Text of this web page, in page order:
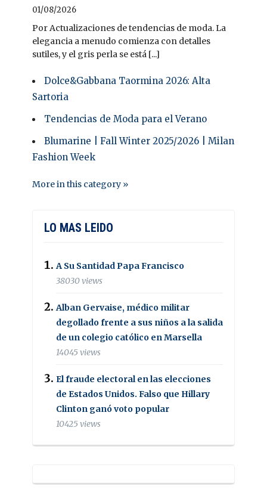
01/08/2026
Por Actualizaciones de tendencias de moda. La
elegancia a menudo comienza con detalles
sutiles, y el gris perla se está [...]
Dolce&Gabbana Taormina 2026: Alta
Sartoria
Tendencias de Moda para el Verano
Blumarine | Fall Winter 2025/2026 | Milan
Fashion Week
More in this category »
LO MAS LEIDO
A Su Santidad Papa Francisco
38030 views
Alban Gervaise, médico militar
degollado frente a sus niños a la salida
de un colegio católico en Marsella
14045 views
El fraude electoral en las elecciones
de Estados Unidos. Falso que Hillary
Clinton ganó voto popular
10425 views